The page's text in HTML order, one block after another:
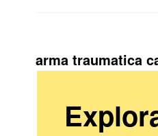
arma traumatica